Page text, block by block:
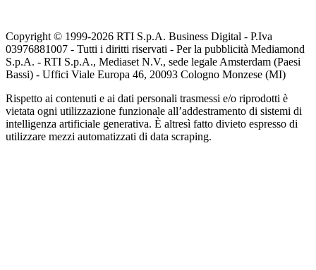
Copyright © 1999-2026 RTI S.p.A. Business Digital - P.Iva
03976881007 - Tutti i diritti riservati - Per la pubblicità Mediamond
S.p.A. - RTI S.p.A., Mediaset N.V., sede legale Amsterdam (Paesi
Bassi) - Uffici Viale Europa 46, 20093 Cologno Monzese (MI)
Rispetto ai contenuti e ai dati personali trasmessi e/o riprodotti è
vietata ogni utilizzazione funzionale all’addestramento di sistemi di
intelligenza artificiale generativa. È altresì fatto divieto espresso di
utilizzare mezzi automatizzati di data scraping.